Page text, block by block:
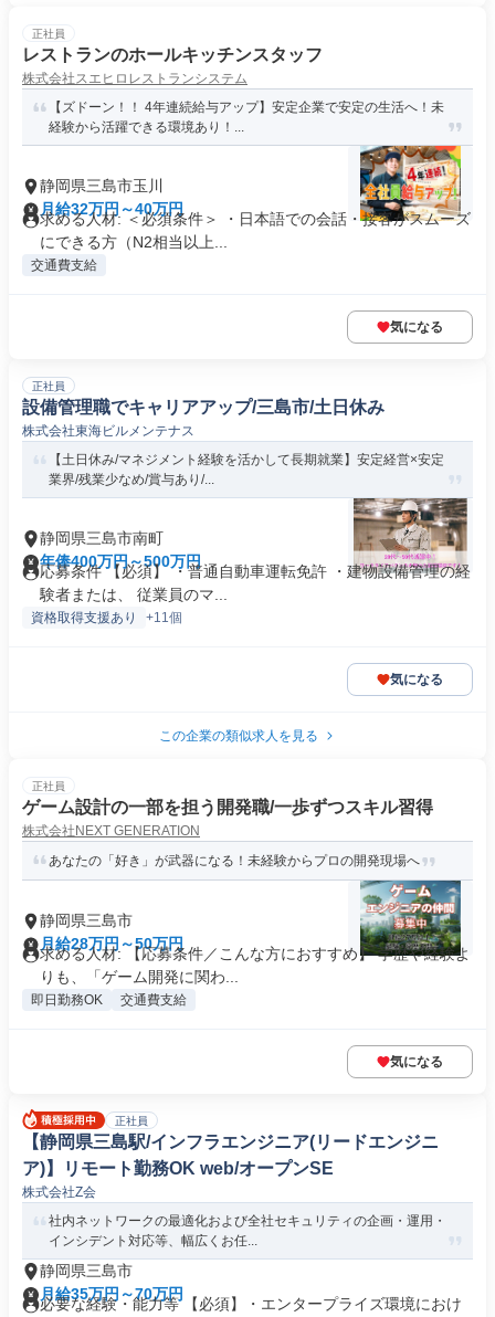
正社員
レストランのホールキッチンスタッフ
株式会社スエヒロレストランシステム
【ズドーン！！ 4年連続給与アップ】安定企業で安定の生活へ！未
経験から活躍できる環境あり！...
静岡県三島市玉川
月給32万円～40万円
求める人材: ＜必須条件＞ ・日本語での会話・接客がスムーズ
にできる方（N2相当以上...
交通費支給
気になる
正社員
設備管理職でキャリアアップ/三島市/土日休み
株式会社東海ビルメンテナス
【土日休み/マネジメント経験を活かして長期就業】安定経営×安定
業界/残業少なめ/賞与あり/...
静岡県三島市南町
年俸400万円～500万円
応募条件 【必須】 ・普通自動車運転免許 ・建物設備管理の経
験者または、 従業員のマ...
資格取得支援あり +11個
気になる
この企業の類似求人を見る
正社員
ゲーム設計の一部を担う開発職/一歩ずつスキル習得
株式会社NEXT GENERATION
あなたの「好き」が武器になる！未経験からプロの開発現場へ
静岡県三島市
月給28万円～50万円
求める人材: 【応募条件／こんな方におすすめ】 学歴や経験よ
りも、「ゲーム開発に関わ...
即日勤務OK 交通費支給
気になる
正社員
【静岡県三島駅/インフラエンジニア(リードエンジニ
ア)】リモート勤務OK web/オープンSE
株式会社Z会
社内ネットワークの最適化および全社セキュリティの企画・運用・
インシデント対応等、幅広くお任...
静岡県三島市
月給35万円～70万円
必要な経験・能力等 【必須】・エンタープライズ環境におけ